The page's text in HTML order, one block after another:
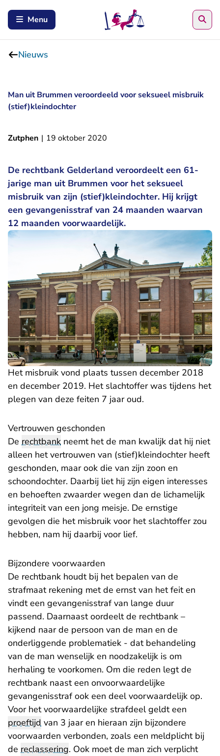
Menu
Nieuws
Man uit Brummen veroordeeld voor seksueel misbruik
(stief)kleindochter
Zutphen | 19 oktober 2020
De rechtbank Gelderland veroordeelt een 61-
jarige man uit Brummen voor het seksueel
misbruik van zijn (stief)kleindochter. Hij krijgt
een gevangenisstraf van 24 maanden waarvan
12 maanden voorwaardelijk.
Het misbruik vond plaats tussen december 2018
en december 2019. Het slachtoffer was tijdens het
plegen van deze feiten 7 jaar oud.
Vertrouwen geschonden
De rechtbank neemt het de man kwalijk dat hij niet
alleen het vertrouwen van (stief)kleindochter heeft
geschonden, maar ook die van zijn zoon en
schoondochter. Daarbij liet hij zijn eigen interesses
en behoeften zwaarder wegen dan de lichamelijk
integriteit van een jong meisje. De ernstige
gevolgen die het misbruik voor het slachtoffer zou
hebben, nam hij daarbij voor lief.
Bijzondere voorwaarden
De rechtbank houdt bij het bepalen van de
strafmaat rekening met de ernst van het feit en
vindt een gevangenisstraf van lange duur
passend. Daarnaast oordeelt de rechtbank –
kijkend naar de persoon van de man en de
onderliggende problematiek - dat behandeling
van de man wenselijk en noodzakelijk is om
herhaling te voorkomen. Om die reden legt de
rechtbank naast een onvoorwaardelijke
gevangenisstraf ook een deel voorwaardelijk op.
Voor het voorwaardelijke strafdeel geldt een
proeftijd van 3 jaar en hieraan zijn bijzondere
voorwaarden verbonden, zoals een meldplicht bij
de reclassering. Ook moet de man zich verplicht